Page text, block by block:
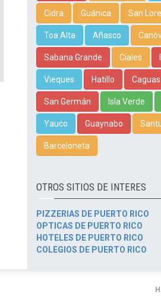
Cidra Guánica San
Toa Alta Añasco
Sabana Grande Ciales
Vieques Hatillo Caguas
San Germán Isla Verde
Yauco Guaynabo
Barceloneta
OTROS SITIOS DE INTERES
PIZZERIAS DE PUERTO RICO
OPTICAS DE PUERTO RICO
HOTELES DE PUERTO RICO
COLEGIOS DE PUERTO RICO